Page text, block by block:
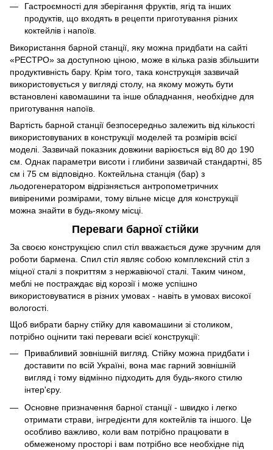
Гастроємності для зберігання фруктів, ягід та інших
продуктів, що входять в рецепти приготування різних
коктейлів і напоїв.
Використання барной станції, яку можна придбати на сайті
«РЕСТРО» за доступною ціною, може в кілька разів збільшити
продуктивність бару. Крім того, така конструкція зазвичай
використовується у вигляді столу, на якому можуть бути
встановлені кавомашини та інше обладнання, необхідне для
приготування напоїв.
Вартість барной станції безпосередньо залежить від кількості
використовуваних в конструкції моделей та розмірів всієї
моделі. Зазвичай показник довжини варіюється від 80 до 190
см. Однак параметри висоти і глибини зазвичай стандартні, 85
см і 75 см відповідно. Коктейльна станція (бар) з
льодогенератором відрізняється антропометричних
вивіреними розмірами, тому вільне місце для конструкції
можна знайти в будь-якому місці.
Переваги барної стійки
За своєю конструкцією спил стіл вважається дуже зручним для
роботи бармена. Спил стіл являє собою комплексний стіл з
міцної сталі з покриттям з нержавіючої сталі. Таким чином,
меблі не постраждає від корозії і може успішно
використовуватися в різних умовах - навіть в умовах високої
вологості.
Щоб вибрати барну стійку для кавомашини зі столиком,
потрібно оцінити такі переваги всієї конструкції:
Привабливий зовнішній вигляд. Стійку можна придбати і
доставити по всій Україні, вона має гарний зовнішній
вигляд і тому відмінно підходить для будь-якого стилю
інтер'єру.
Основне призначення барної станції - швидко і легко
отримати страви, інгредієнти для коктейлів та іншого. Це
особливо важливо, коли вам потрібно працювати в
обмеженому просторі і вам потрібно все необхідне під